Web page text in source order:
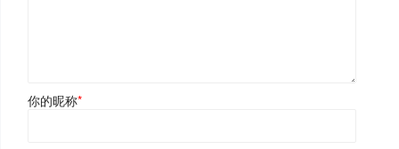
你的昵称*